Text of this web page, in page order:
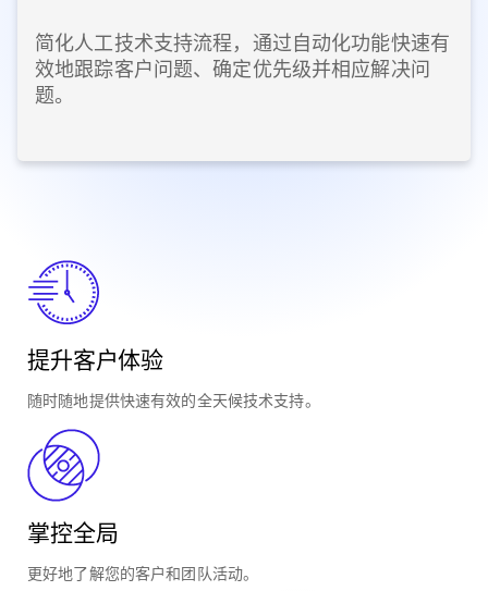
简化人工技术支持流程，通过自动化功能快速有
效地跟踪客户问题、确定优先级并相应解决问
题。
提升客户体验
随时随地提供快速有效的全天候技术支持。
掌控全局
更好地了解您的客户和团队活动。